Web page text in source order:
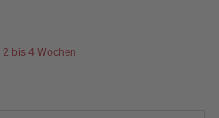
2 bis 4 Wochen